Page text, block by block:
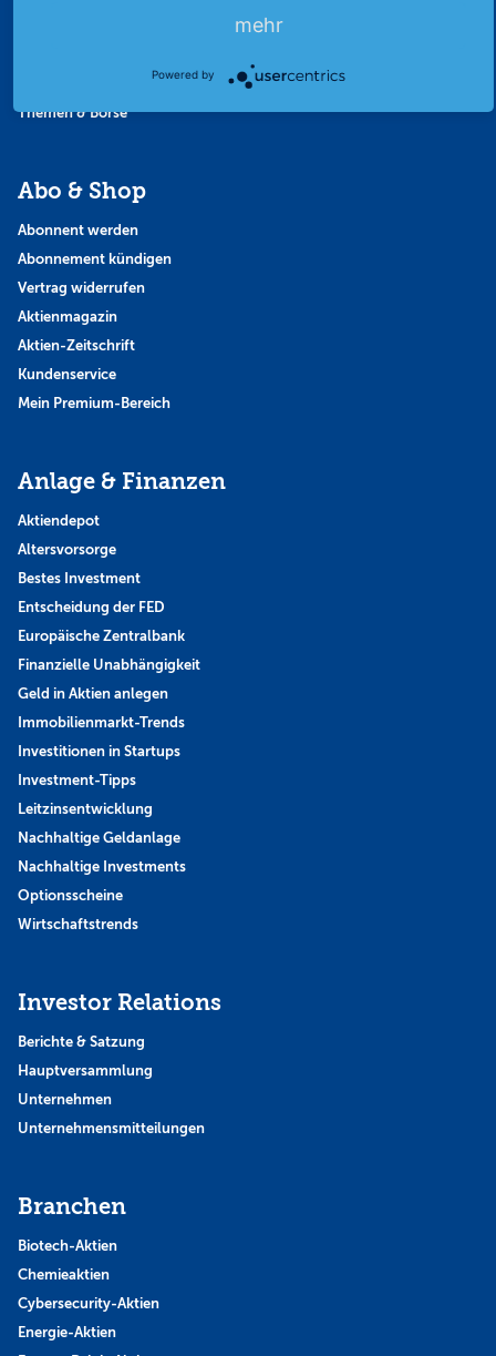
Themen & Börse
Abo & Shop
Abonnent werden
Abonnement kündigen
Vertrag widerrufen
Aktienmagazin
Aktien-Zeitschrift
Kundenservice
Mein Premium-Bereich
Anlage & Finanzen
Aktiendepot
Altersvorsorge
Bestes Investment
Entscheidung der FED
Europäische Zentralbank
Finanzielle Unabhängigkeit
Geld in Aktien anlegen
Immobilienmarkt-Trends
Investitionen in Startups
Investment-Tipps
Leitzinsentwicklung
Nachhaltige Geldanlage
Nachhaltige Investments
Optionsscheine
Wirtschaftstrends
Investor Relations
Berichte & Satzung
Hauptversammlung
Unternehmen
Unternehmensmitteilungen
Branchen
Biotech-Aktien
Chemieaktien
Cybersecurity-Aktien
Energie-Aktien
mehr
Powered by